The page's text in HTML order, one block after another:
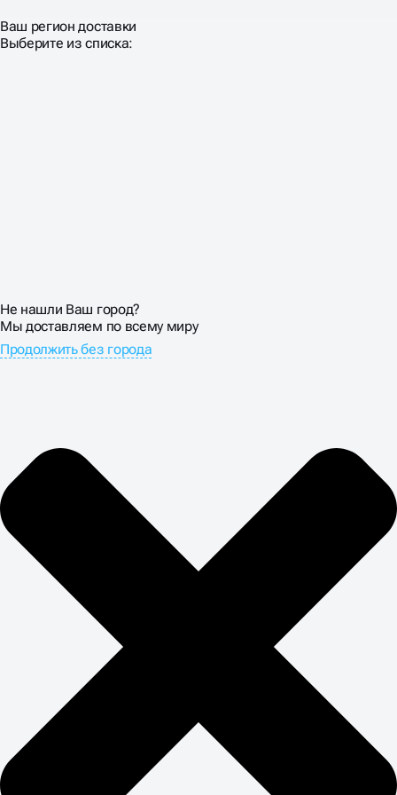
Ваш регион доставки
Выберите из списка:
Не нашли Ваш город?
Мы доставляем по всему миру
Продолжить без города